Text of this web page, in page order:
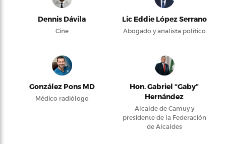
Dennis Dávila
Cine
Lic Eddie López Serrano
Abogado y analista político
González Pons MD
Médico radiólogo
Hon. Gabriel “Gaby”
Hernández
Alcalde de Camuy y
presidente de la Federación
de Alcaldes